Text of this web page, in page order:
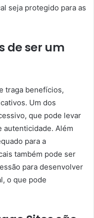
seja protegido para as
de ser um
traga benefícios,
Um dos
que pode levar
autenticidade. Além
para a
também pode ser
para desenvolver
o que pode